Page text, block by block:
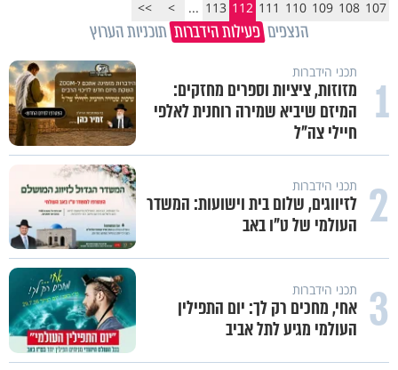
107
108
109
110
111
112
113
...
>
>>
הנצפים פעילות הידברות תוכניות הערוץ
1 תכני הידברות
מזוזות, ציציות וספרים מחזקים:
המיזם שיביא שמירה רוחנית לאלפי
חיילי צה"ל
2 תכני הידברות
לזיווגים, שלום בית וישועות: המשדר
העולמי של ט"ו באב
3 תכני הידברות
אחי, מחכים רק לך: יום התפילין
העולמי מגיע לתל אביב